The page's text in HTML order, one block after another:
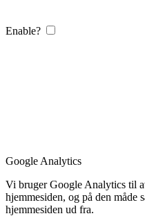
Enable?
Google Analytics
Vi bruger Google Analytics til
hjemmesiden, og på den måde
hjemmesiden ud fra.